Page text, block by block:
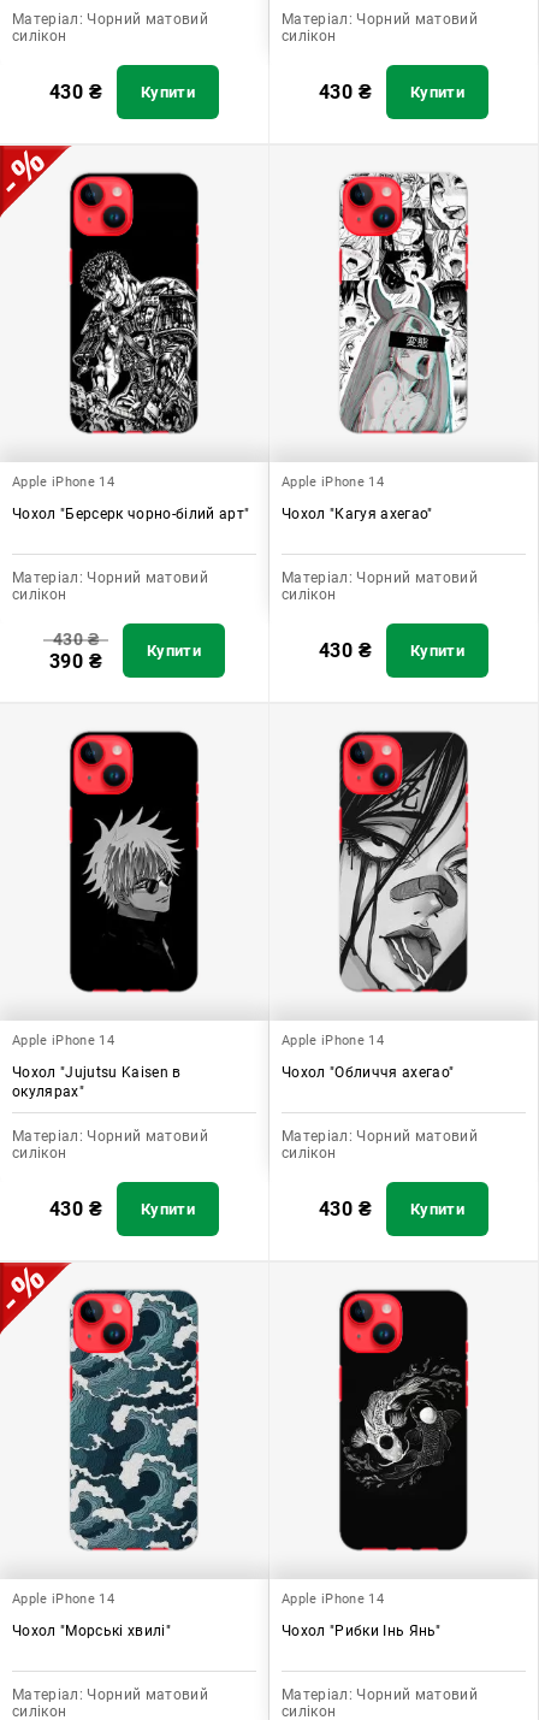
Матеріал: Чорний матовий
силікон
430 ₴ Купити
Матеріал: Чорний матовий
силікон
430 ₴ Купити
Apple iPhone 14
Чохол "Берсерк чорно-білий арт"
Матеріал: Чорний матовий
силікон
430₴
390 ₴ Купити
Apple iPhone 14
Чохол "Кагуя ахегао"
Матеріал: Чорний матовий
силікон
430 ₴ Купити
Apple iPhone 14
Чохол "Jujutsu Kaisen в
окулярах"
Матеріал: Чорний матовий
силікон
430 ₴ Купити
Apple iPhone 14
Чохол "Обличчя ахегао"
Матеріал: Чорний матовий
силікон
430 ₴ Купити
Apple iPhone 14
Чохол "Морські хвилі"
Матеріал: Чорний матовий
силікон
Apple iPhone 14
Чохол "Рибки Інь Янь"
Матеріал: Чорний матовий
силікон